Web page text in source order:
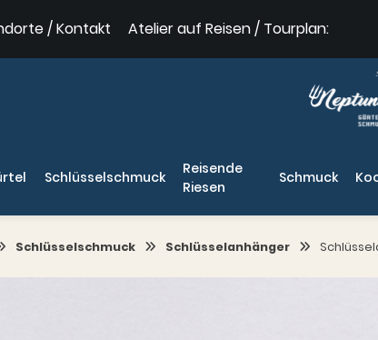
/ Kontakt Atelier auf Reisen / Tourplan:
Schlüsselschmuck
Reisende
Riesen
Schmuck
Schlüsselschmuck Schlüsselanhänger